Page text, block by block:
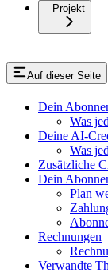
Projekt
Auf dieser Seite
Dein
Was
Deine AI-
Was
Zusätzliche
Dein
Plan
Rechnungen
Verwandte